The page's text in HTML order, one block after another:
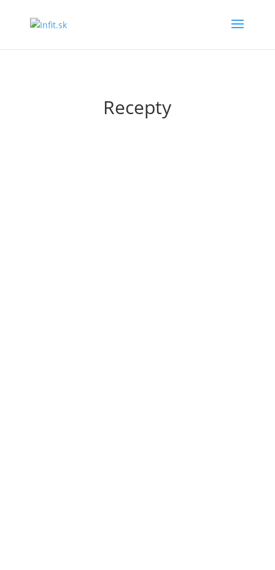
Recepty